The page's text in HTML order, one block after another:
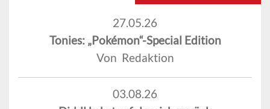
27.05.26
Tonies: „Pokémon“-Special Edition
Von Redaktion
03.08.26